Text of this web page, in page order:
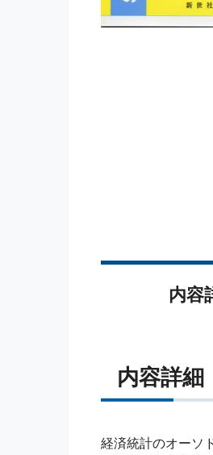
内容
内容詳細
経済統計のオーソ